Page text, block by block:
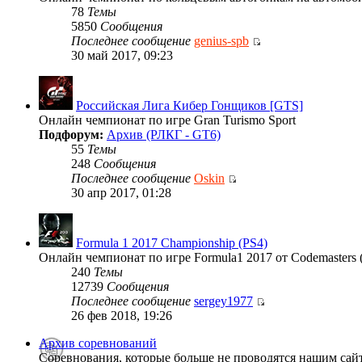
78 Темы
5850 Сообщения
Последнее сообщение genius-spb
30 май 2017, 09:23
Российская Лига Кибер Гонщиков [GTS]
Онлайн чемпионат по игре Gran Turismo Sport
Подфорум: Архив (РЛКГ - GT6)
55 Темы
248 Сообщения
Последнее сообщение Oskin
30 апр 2017, 01:28
Formula 1 2017 Championship (PS4)
Онлайн чемпионат по игре Formula1 2017 от Codemasters
240 Темы
12739 Сообщения
Последнее сообщение sergey1977
26 фев 2018, 19:26
Архив соревнований
Соревнования, которые больше не проводятся нашим